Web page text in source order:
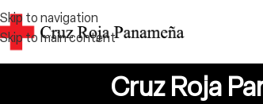
Skip to navigation
Skip to main content
Cruz Roja